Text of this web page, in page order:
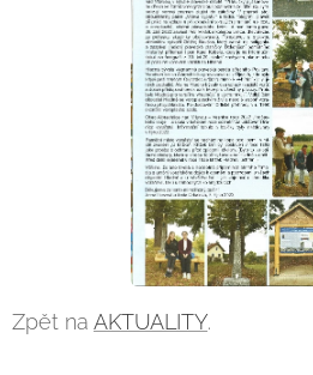
Zpět na AKTUALITY.